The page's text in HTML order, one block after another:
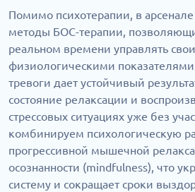
Помимо психотерапии, в
методы БОС-терапии,
реальном времени управлять
физиологическими
тревоги дает устойчивый
состояние релаксации и
стрессовых ситуациях уже без
комбинируем психологическую
прогрессивной мышечной
осознанности (mindfulness), что
систему и сокращает сроки